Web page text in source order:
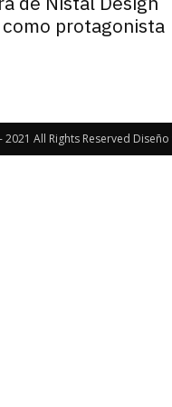
protagonista
All Rights Reserved